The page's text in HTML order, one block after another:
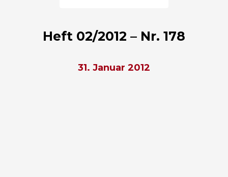
Heft 02/2012 – Nr. 178
31. Januar 2012